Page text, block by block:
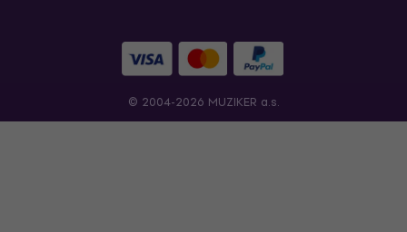
© 2004-2026 MUZIKER a.s.